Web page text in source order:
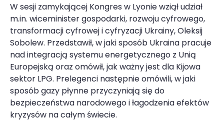
W sesji zamykającej Kongres w Lyonie wziął udział
m.in. wiceminister gospodarki, rozwoju cyfrowego,
transformacji cyfrowej i cyfryzacji Ukrainy, Oleksij
Sobolew. Przedstawił, w jaki sposób Ukraina pracuje
nad integracją systemu energetycznego z Unią
Europejską oraz omówił, jak ważny jest dla Kijowa
sektor LPG. Prelegenci następnie omówili, w jaki
sposób gazy płynne przyczyniają się do
bezpieczeństwa narodowego i łagodzenia efektów
kryzysów na całym świecie.